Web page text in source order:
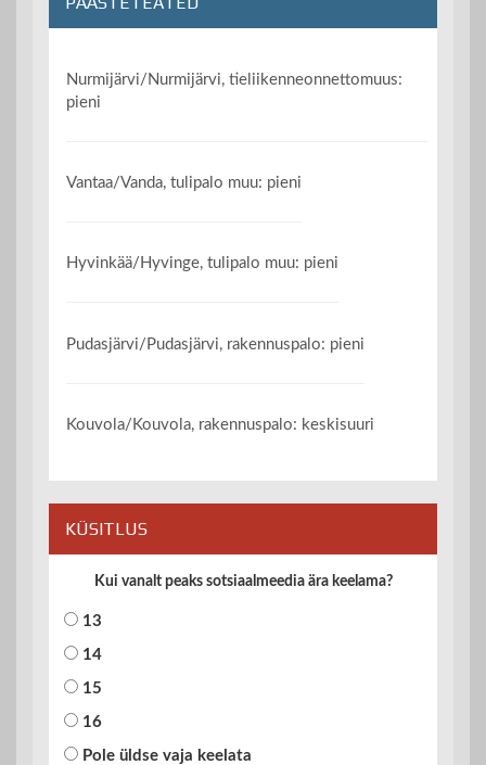
Nurmijärvi/Nurmijärvi, tieliikenneonnettomuus:
pieni
Vantaa/Vanda, tulipalo muu: pieni
Hyvinkää/Hyvinge, tulipalo muu: pieni
Pudasjärvi/Pudasjärvi, rakennuspalo: pieni
Kouvola/Kouvola, rakennuspalo: keskisuuri
KÜSITLUS
Kui vanalt peaks sotsiaalmeedia ära keelama?
13
14
15
16
Pole üldse vaja keelata